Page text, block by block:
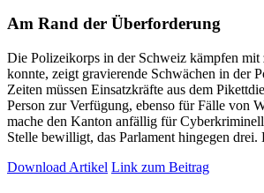
Am Rand der Überforderung
Die Polizeikorps in der Schweiz kämpfen mit
konnte, zeigt gravierende Schwächen in der
Zeiten müssen Einsatzkräfte aus dem
Person zur Verfügung, ebenso für Fälle von
mache den Kanton anfällig für
Stelle bewilligt, das Parlament hingegen
Download Artikel Link zum Beitrag